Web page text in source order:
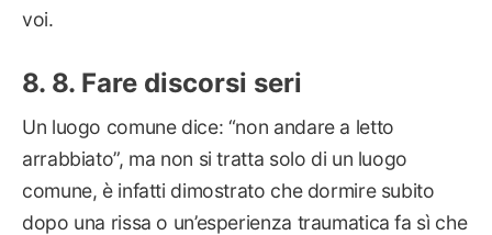
voi.
8. Fare discorsi seri
Un luogo comune dice: “non andare a letto
arrabbiato”, ma non si tratta solo di un luogo
comune, è infatti dimostrato che dormire subito
dopo una rissa o un’esperienza traumatica fa sì che